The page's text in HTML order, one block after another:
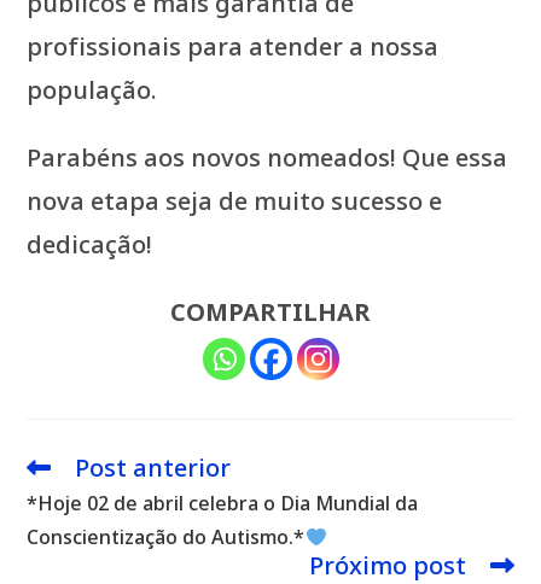
profissionais para atender a nossa
população.
Parabéns aos novos nomeados! Que essa
nova etapa seja de muito sucesso e
dedicação!
COMPARTILHAR
Leia
artigos
Post anterior
*Hoje 02 de abril celebra o Dia Mundial da
Conscientização do Autismo.*
Próximo post